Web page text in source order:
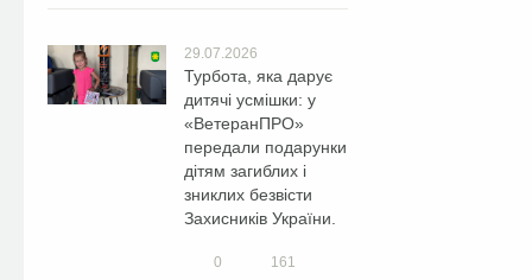
29.07.2026
Турбота, яка дарує
дитячі усмішки: у
«ВетеранПРО»
передали подарунки
дітям загиблих і
зниклих безвісти
Захисників України.
0 161